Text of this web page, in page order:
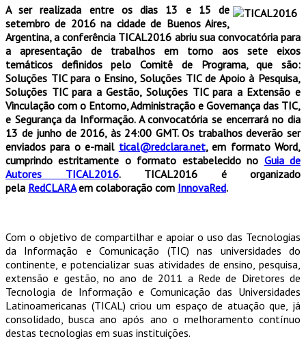
A ser realizada entre os dias 13 e 15 de
setembro de 2016 na cidade de Buenos Aires,
Argentina, a conferência TICAL2016 abriu sua convocatória para
a apresentação de trabalhos em torno aos sete eixos
temáticos definidos pelo Comitê de Programa, que são:
Soluções TIC para o Ensino, Soluções TIC de Apoio à Pesquisa,
Soluções TIC para a Gestão, Soluções TIC para a Extensão e
Vinculação com o Entorno, Administração e Governança das TIC,
e Segurança da Informação. A convocatória se encerrará no dia
13 de junho de 2016, às 24:00 GMT. Os trabalhos deverão ser
enviados para o e-mail tical@redclara.net, em formato Word,
cumprindo estritamente o formato estabelecido no Guia de
Autores TICAL2016.
TICAL2016 é organizado
pela RedCLARAem colaboração com InnovaRed.
Com o objetivo de compartilhar e apoiar o uso das Tecnologias
da Informação e Comunicação (TIC) nas universidades do
continente, e potencializar suas atividades de ensino, pesquisa,
extensão e gestão, no ano de 2011 a Rede de Diretores de
Tecnologia de Informação e Comunicação das Universidades
Latinoamericanas (TICAL) criou um espaço de atuação que, já
consolidado, busca ano após ano o melhoramento contínuo
destas tecnologias em suas instituições.